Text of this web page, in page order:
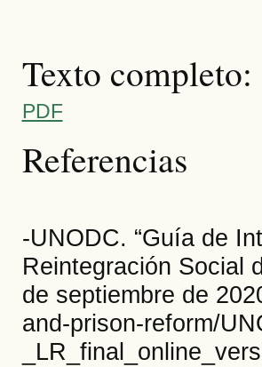
Texto completo:
PDF
Referencias
-UNODC. “Guía de
Reintegración Social
de septiembre de
and-prison-reform/